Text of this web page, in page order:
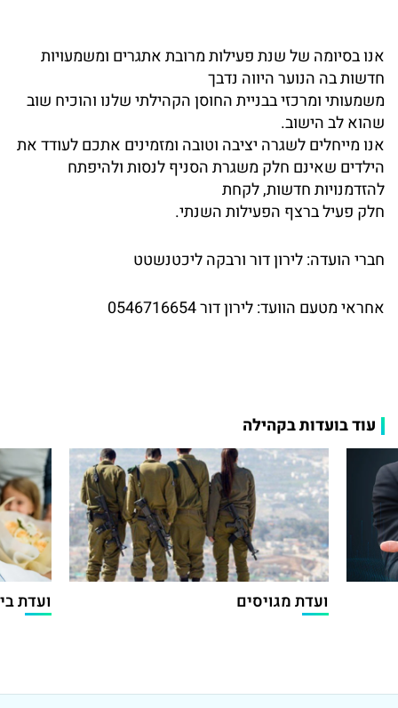
אנו בסיומה של שנת פעילות מרובת אתגרים ומשמעויות
חדשות בה הנוער היווה נדבך
משמעותי ומרכזי בבניית החוסן הקהילתי שלנו והוכיח שוב
שהוא לב הישוב.
אנו מייחלים לשגרה יציבה וטובה ומזמינים אתכם לעודד את
הילדים שאינם חלק משגרת הסניף לנסות ולהיפתח
להזדמנויות חדשות, לקחת
חלק פעיל ברצף הפעילות השנתי.
חברי הועדה: לירון דור ורבקה ליכטנשטט
אחראי מטעם הוועד: לירון דור0546716654
עוד בועדות בקהילה
ועדת מגויסים ועדת